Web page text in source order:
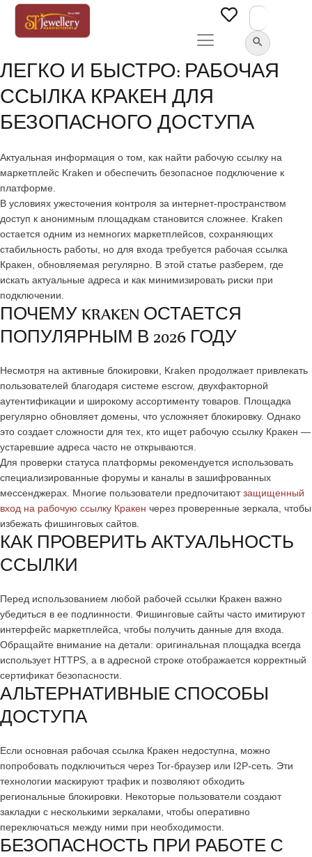
Search
SEARCH BUTTON
ЛЕГКО И БЫСТРО: РАБОЧАЯ
ССЫЛКА КРАКЕН ДЛЯ
БЕЗОПАСНОГО ДОСТУПА
Актуальная информация о том, как найти рабочую ссылку на
маркетплейс Kraken и обеспечить безопасное подключение к
платформе.
В условиях ужесточения контроля за интернет-пространством
доступ к анонимным площадкам становится сложнее. Kraken
остается одним из немногих маркетплейсов, сохраняющих
стабильность работы, но для входа требуется рабочая ссылка
Кракен, обновляемая регулярно. В этой статье разберем, где
искать актуальные адреса и как минимизировать риски при
подключении.
ПОЧЕМУ KRAKEN ОСТАЕТСЯ
ПОПУЛЯРНЫМ В 2026 ГОДУ
Несмотря на активные блокировки, Kraken продолжает привлекать
пользователей благодаря системе escrow, двухфакторной
аутентификации и широкому ассортименту товаров. Площадка
регулярно обновляет домены, что усложняет блокировку. Однако
это создает сложности для тех, кто ищет рабочую ссылку Кракен —
устаревшие адреса часто не открываются.
Для проверки статуса платформы рекомендуется использовать
специализированные форумы и каналы в зашифрованных
мессенджерах. Многие пользователи предпочитаютзащищенный
вход на рабочую ссылку Кракен через проверенные зеркала, чтобы
избежать фишинговых сайтов.
КАК ПРОВЕРИТЬ АКТУАЛЬНОСТЬ
ССЫЛКИ
Перед использованием любой рабочей ссылки Кракен важно
убедиться в ее подлинности. Фишинговые сайты часто имитируют
интерфейс маркетплейса, чтобы получить данные для входа.
Обращайте внимание на детали: оригинальная площадка всегда
использует HTTPS, а в адресной строке отображается корректный
сертификат безопасности.
АЛЬТЕРНАТИВНЫЕ СПОСОБЫ
ДОСТУПА
Если основная рабочая ссылка Кракен недоступна, можно
попробовать подключиться через Tor-браузер или I2P-сеть. Эти
технологии маскируют трафик и позволяют обходить
региональные блокировки. Некоторые пользователи создают
закладки с несколькими зеркалами, чтобы оперативно
переключаться между ними при необходимости.
БЕЗОПАСНОСТЬ ПРИ РАБОТЕ С